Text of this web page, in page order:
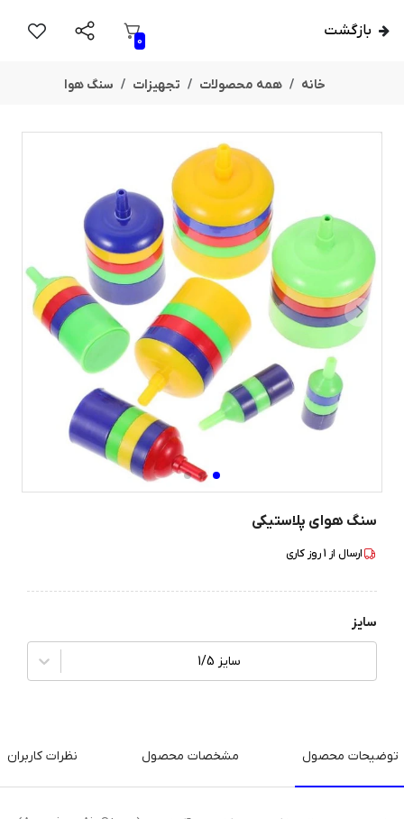
بازگشت
0
خانه همه محصولات تجهیزات سنگ هوا
سنگ هوای پلاستیکی
ارسال از 1روز کاری
سایز
سایز 1/5
توضیحات محصول مشخصات محصول نظرات کاربران